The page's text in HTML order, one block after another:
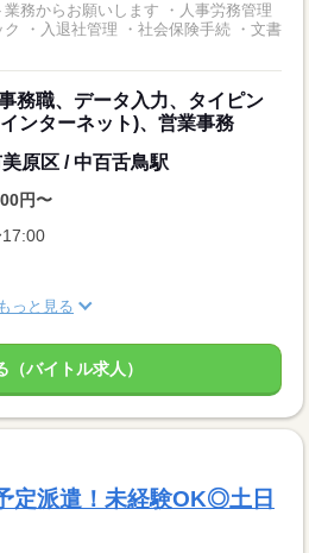
務からお願いします ・人事労務管理
ク ・入退社管理 ・社会保険手続 ・文書
務職、データ入力、タイピン
ンターネット)、営業事務
原区 / 中百舌鳥駅
円〜
もっと見る
（バイトル求人）
定派遣！未経験OK◎土日